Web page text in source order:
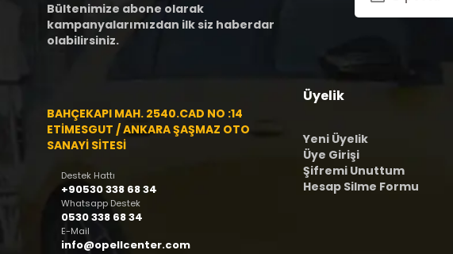
Bültenimize abone olarak
kampanyalarımızdan ilk siz haberdar
olabilirsiniz.
BAHÇEKAPI MAH. 2540.CAD NO :14
ETİMESGUT / ANKARA ŞAŞMAZ OTO
SANAYİ SİTESİ
Destek Hattı
+90530 338 68 34
Whatsapp Destek
0530 338 68 34
E-Mail
info@opellcenter.com
Üyelik
Yeni Üyelik
Üye Girişi
Şifremi Unuttum
Hesap Silme Formu